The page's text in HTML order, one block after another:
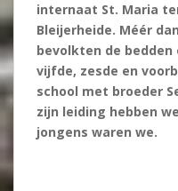
internaat St. Maria
Bleijerheide. Méér
bevolkten de bedden
vijfde, zesde en
school met broeder
zijn leiding hebben
jongens waren we.